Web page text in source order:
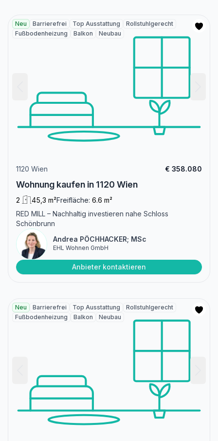
Neu Barrierefrei Top Ausstattung
Rollstuhlgerecht
Fußbodenheizung
Balkon Neubau
1120 Wien € 358.080
Wohnung kaufen in 1120 Wien
2 45,3 m²Freifläche: 6.6 m²
RED MILL – Nachhaltig investieren nahe Schloss
Schönbrunn
Andrea PÖCHHACKER; MSc
EHL Wohnen GmbH
Anbieter kontaktieren
Neu Barrierefrei Top Ausstattung
Rollstuhlgerecht
Fußbodenheizung
Balkon Neubau